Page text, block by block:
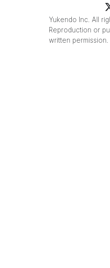
Yukendo Inc. All
Reproduction or
written permission.